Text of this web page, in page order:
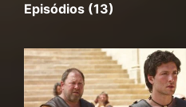
Episódios (13)